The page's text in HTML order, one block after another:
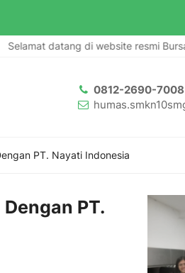
datang di website resmi Bursa
0812-2690-7008
PT. Nayati Indonesia
PT.